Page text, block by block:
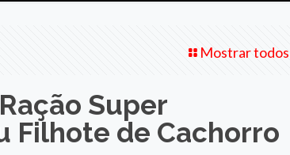
Mostrar todos
Super
Filhote de Cachorro